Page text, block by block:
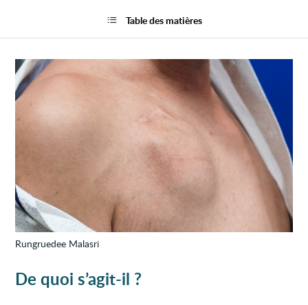
(DAI)
Rungruedee Malasri
De quoi s’agit-il ?
Table des matières